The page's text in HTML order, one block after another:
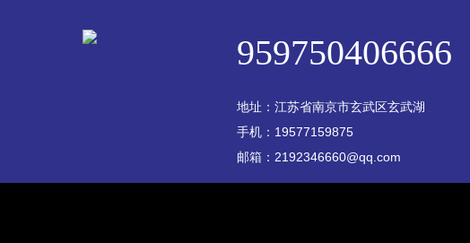
959750406666
地址：江苏省南京市玄武区玄武湖
手机：19577159875
邮箱：2192346660@qq.com